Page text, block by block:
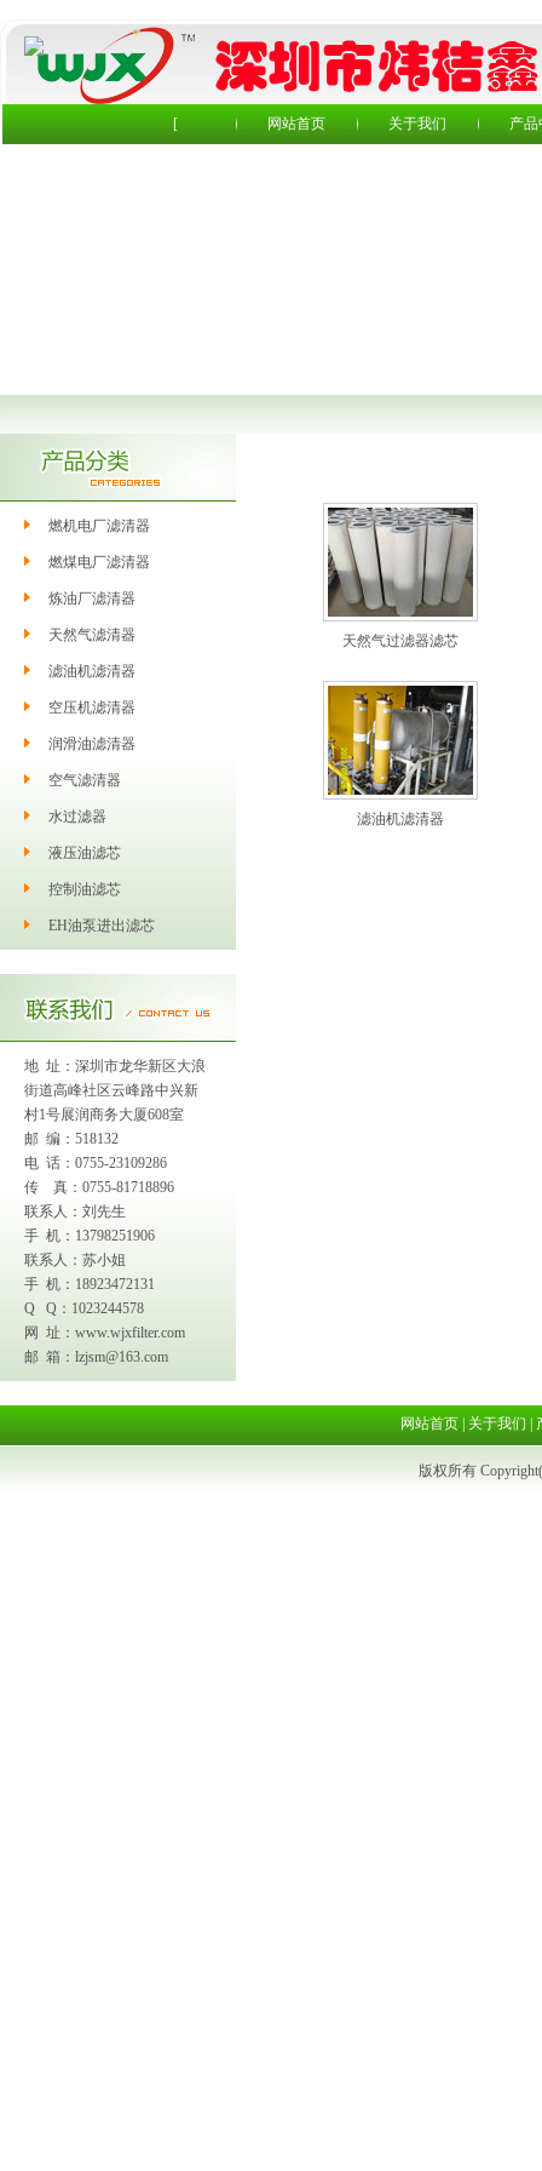
[ 网站首页 关于我们 产品
燃机电厂滤清器
燃煤电厂滤清器
炼油厂滤清器
天然气滤清器
滤油机滤清器
空压机滤清器
润滑油滤清器
空气滤清器
水过滤器
液压油滤芯
控制油滤芯
EH油泵进出滤芯
地 址：深圳市龙华新区大浪
街道高峰社区云峰路中兴新
村1号展润商务大厦608室
邮 编：518132
电 话：0755-23109286
传 真：0755-81718896
联系人：刘先生
手 机：13798251906
联系人：苏小姐
手 机：18923472131
Q Q：1023244578
网 址： www.wjxfilter.com
邮 箱： lzjsm@163.com
天然气过滤器滤芯
滤油机滤清器
网站首页 关于我们
版权所有